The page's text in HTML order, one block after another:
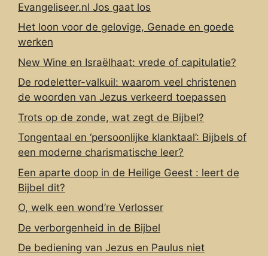
Evangeliseer.nl Jos gaat los
Het loon voor de gelovige, Genade en goede
werken
New Wine en Israëlhaat: vrede of capitulatie?
De rodeletter-valkuil: waarom veel christenen
de woorden van Jezus verkeerd toepassen
Trots op de zonde, wat zegt de Bijbel?
Tongentaal en ‘persoonlijke klanktaal’: Bijbels of
een moderne charismatische leer?
Een aparte doop in de Heilige Geest : leert de
Bijbel dit?
O, welk een wond’re Verlosser
De verborgenheid in de Bijbel
De bediening van Jezus en Paulus niet